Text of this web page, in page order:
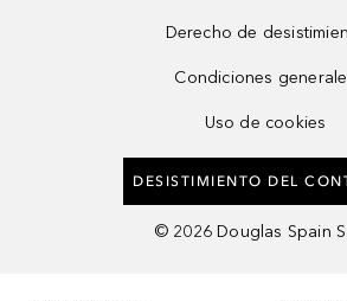
Derecho de
Condiciones
Uso de cookies
DESISTIMIENTO DEL
© 2026 Douglas Spain